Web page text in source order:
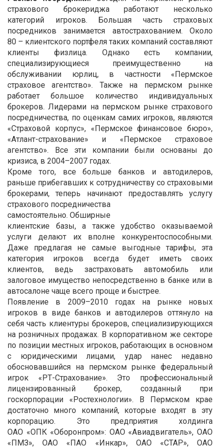
страхового брокериджа работают несколько
категорий игроков. Большая часть страховых
посредников занимается автострахованием. Около
80 – клиентского портфеля таких компаний составляют
клиенты физлица. Однако есть компании,
специализирующиеся преимущественно на
обслуживании юрлиц, в частности «Пермское
страховое агентство». Также на пермском рынке
работает большое количество индивидуальных
брокеров. Лидерами на пермском рынке страхового
посредничества, по оценкам самих игроков, являются
«Страховой корпус», «Пермское финансовое бюро»,
«Атлант-страхование» и «Пермское страховое
агентство». Все эти компании были основаны до
кризиса, в 2004–2007 годах.
Кроме того, все больше банков и автодилеров,
раньше прибегавших к сотрудничеству со страховыми
брокерами, теперь начинают предоставлять услугу
страхового посредничества
самостоятельно. Обширные
клиентские базы, а также удобство оказываемой
услуги делают их вполне конкурентоспособными.
Даже предлагая не самые выгодные тарифы, эта
категория игроков всегда будет иметь своих
клиентов, ведь застраховать автомобиль или
залоговое имущество непосредственно в банке или в
автосалоне чаще всего проще и быстрее.
Появление в 2009–2010 годах на рынке новых
игроков в виде банков и автодилеров оттянуло на
себя часть клиентуры брокеров, специализирующихся
на розничных продажах. В корпоративном же секторе
по позиции местных игроков, работающих в основном
с юридическими лицами, удар нанес недавно
обосновавшийся на пермском рынке федеральный
игрок «РТ-Страхование». Это профессиональный
лицензированный брокер, созданный при
госкорпорации «Ростехнологии». В Пермском крае
достаточно много компаний, которые входят в эту
корпорацию. Это предприятия холдинга
ОАО «ОПК «Оборонпром»: ОАО «Авиадвигатель», ОАО
«ПМЗ», ОАО «ПАО «Инкар», ОАО «СТАР», ОАО